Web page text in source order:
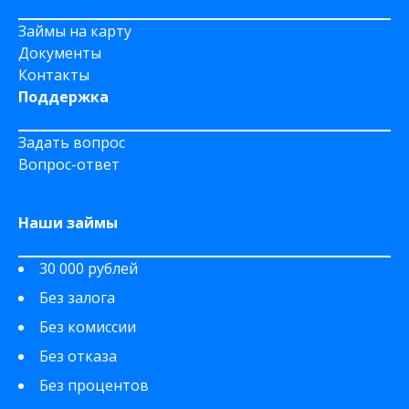
Займы на карту
Документы
Контакты
Поддержка
Задать вопрос
Вопрос-ответ
Наши займы
30 000 рублей
Без залога
Без комиссии
Без отказа
Без процентов